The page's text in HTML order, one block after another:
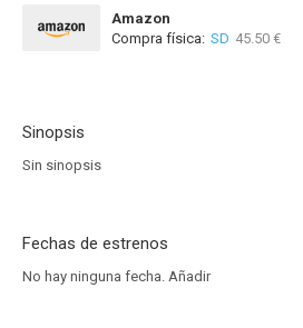
Amazon
Compra física: SD 45.50 €
Sinopsis
Sin sinopsis
Fechas de estrenos
No hay ninguna fecha. Añadir